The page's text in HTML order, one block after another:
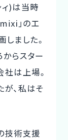
ィ)は当時
」のエ
ました。
らスター
社は上場。
、私はそ
技術支援